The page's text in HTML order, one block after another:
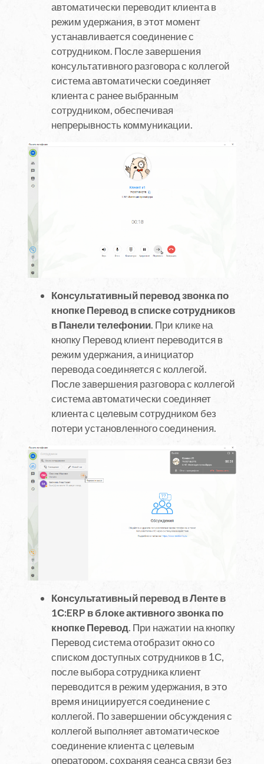
автоматически переводит клиента в
режим удержания, в этот момент
устанавливается соединение с
сотрудником. После завершения
консультативного разговора с коллегой
система автоматически соединяет
клиента с ранее выбранным
сотрудником, обеспечивая
непрерывность коммуникации.
Консультативный перевод звонка по
кнопке Перевод в списке сотрудников
в Панели телефонии. При клике на
кнопку Перевод клиент переводится в
режим удержания, а инициатор
перевода соединяется с коллегой.
После завершения разговора с коллегой
система автоматически соединяет
клиента с целевым сотрудником без
потери установленного соединения.
Консультативный перевод в Ленте в
1С:ERP в блоке активного звонка по
кнопке Перевод. При нажатии на кнопку
Перевод система отобразит окно со
списком доступных сотрудников в 1С,
после выбора сотрудника клиент
переводится в режим удержания, в это
время инициируется соединение с
коллегой. По завершении обсуждения с
коллегой выполняет автоматическое
соединение клиента с целевым
оператором, сохраняя сеанса связи без